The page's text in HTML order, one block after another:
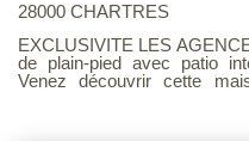
28000 CHARTRES
EXCLUSIVITE LES AGENCES UNIES :
de plain-pied avec patio
Venez découvrir cette